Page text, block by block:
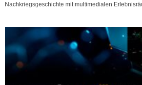
Nachkriegsgeschichte mit multimedialen